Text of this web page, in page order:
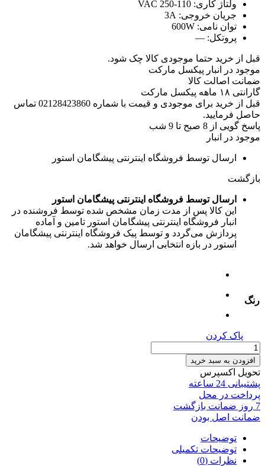
ولتاژ کاری: 110-250 VAC
جریان خروجی: 3A
توان نامی: 600W
پروتکل: —
قبل از خرید حتما موجودی کالا چک شود.
موجود در انبار پیکسل مارکت
ضمانت اصالت کالا
گارانتی ۱۸ ماهه پیکسل مارکت
قبل از خرید برای موجودی و قیمت با شماره 02128423860 تماس
حاصل فرمایید.
پاسخ گویی از 8 صبح تا 9 شب
موجود در انبار
ارسال توسط فروشگاه اینترنتی پیشگامان استور
بازگشت
ارسال توسط فروشگاه اینترنتی پیشگامان استور
این کالا پس از مدت زمان مشخص شده توسط فروشنده در
انبار فروشگاه اینترنتی پیشگامان استور تامین و آماده
پردازش می‌گردد و توسط پیک فروشگاه اینترنتی پیشگامان
استور در بازه انتخابی ارسال خواهد شد.
رنگ
پاک کردن
کلید
لمسی
هوشمند
Zigbee
چهار
پل
نستک
سری
NE5
افزودن به سبد خرید
تحویل اکسپرس
پشتیبانی 24 ساعته
پرداخت در محل
7 روز ضمانت بازگشت
ضمانت اصل بودن
توضیحات
توضیحات تکمیلی
نظرات (0)